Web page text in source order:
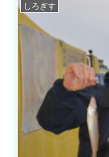
しろぎす